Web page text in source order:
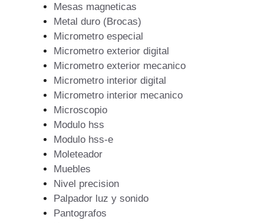
Mesas magneticas
Metal duro (Brocas)
Micrometro especial
Micrometro exterior digital
Micrometro exterior mecanico
Micrometro interior digital
Micrometro interior mecanico
Microscopio
Modulo hss
Modulo hss-e
Moleteador
Muebles
Nivel precision
Palpador luz y sonido
Pantografos